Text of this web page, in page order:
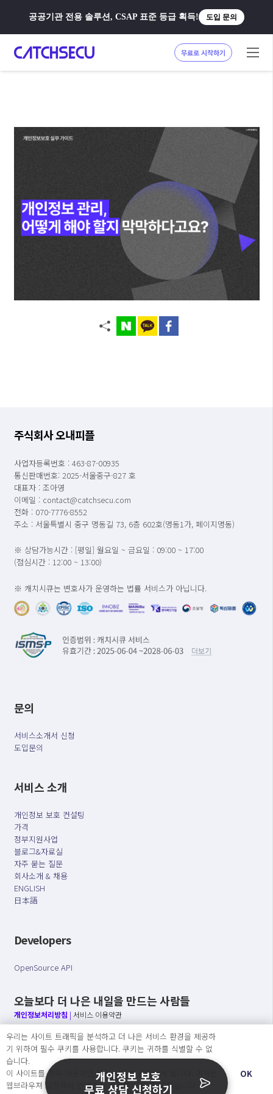
공공기관 전용 솔루션, CSAP 표준 등급 획득! 도입 문의
무료로 시작하기
주식회사 오내피플
사업자등록번호 : 463-87-00935
통신판매번호: 2025-서울중구-827 호
대표자 : 조아영
이메일 : contact@catchsecu.com
전화 : 070-7776-8552
주소 : 서울특별시 중구 명동길 73, 6층 602호(명동1가, 페이지명동)
※ 상담가능시간 : [평일] 월요일 ~ 금요일 : 09:00 ~ 17:00
(점심시간 : 12:00 ~ 13:00)
※ 캐치시큐는 변호사가 운영하는 법률 서비스가 아닙니다.
문의
서비스소개서 신청
도입문의
서비스 소개
개인정보 보호 컨설팅
가격
정부지원사업
블로그&자료실
자주 묻는 질문
회사소개 & 채용
ENGLISH
日本語
Developers
OpenSource API
오늘보다 더 나은 내일을 만드는 사람들
개인정보처리방침 | 서비스 이용약관
○ 개인정보보호 컴플라이언스를 선도하겠습니다.
○ 정보주체의 권리를 보장하겠습니다.
○ 기업의 개인정보보호를 위한 효율적 관리를 보장하겠습니다.
우리는 사이트 트래픽을 분석하고 더 나은 서비스 환경을 제공하
기 위하여 필수 쿠키를 사용합니다. 쿠키는 귀하를 식별할 수 없
습니다.
이 사이트를 계속 사용하면 쿠키 사용에 동의하게 됩니다. 귀하는
웹브라우져 설정에서 언제든지 쿠키를 삭제 할 수있습니다.
OK
개인정보 보호
무료 상담 신청하기